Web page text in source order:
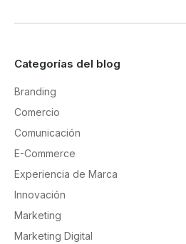
Categorías del blog
Branding
Comercio
Comunicación
E-Commerce
Experiencia de Marca
Innovación
Marketing
Marketing Digital